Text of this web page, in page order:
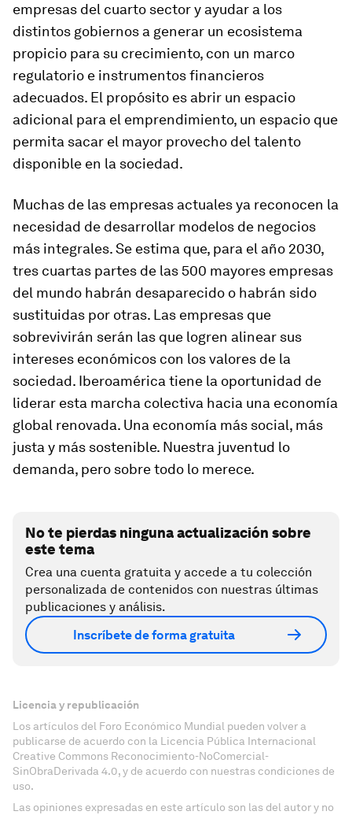
empresas del cuarto sector y ayudar a los
distintos gobiernos a generar un ecosistema
propicio para su crecimiento, con un marco
regulatorio e instrumentos financieros
adecuados. El propósito es abrir un espacio
adicional para el emprendimiento, un espacio que
permita sacar el mayor provecho del talento
disponible en la sociedad.
Muchas de las empresas actuales ya reconocen la
necesidad de desarrollar modelos de negocios
más integrales. Se estima que, para el año 2030,
tres cuartas partes de las 500 mayores empresas
del mundo habrán desaparecido o habrán sido
sustituidas por otras. Las empresas que
sobrevivirán serán las que logren alinear sus
intereses económicos con los valores de la
sociedad. Iberoamérica tiene la oportunidad de
liderar esta marcha colectiva hacia una economía
global renovada. Una economía más social, más
justa y más sostenible. Nuestra juventud lo
demanda, pero sobre todo lo merece.
No te pierdas ninguna actualización sobre
este tema
Crea una cuenta gratuita y accede a tu colección
personalizada de contenidos con nuestras últimas
publicaciones y análisis.
Inscríbete de forma gratuita
Licencia y republicación
Los artículos del Foro Económico Mundial pueden volver a
publicarse de acuerdo con la Licencia Pública Internacional
Creative Commons Reconocimiento-NoComercial-
SinObraDerivada 4.0, y de acuerdo con nuestras condiciones de
uso.
Las opiniones expresadas en este artículo son las del autor y no